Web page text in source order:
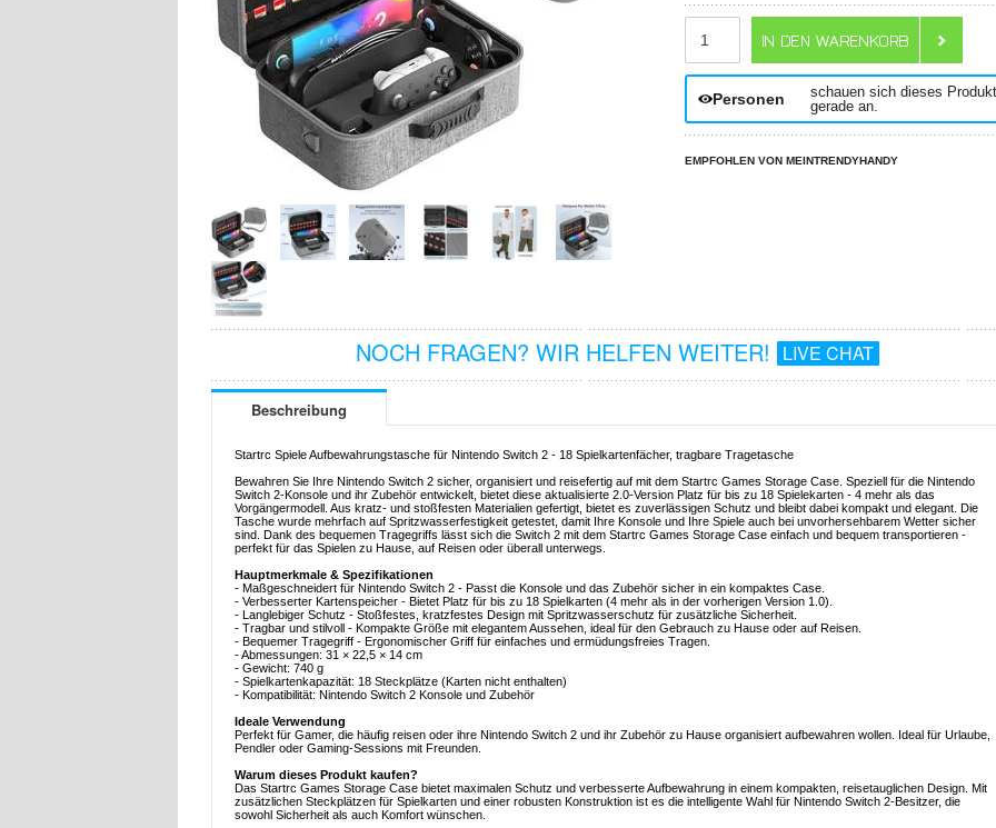
Personen
schauen sich dieses Produkt
gerade an.
EMPFOHLEN VON MEINTRENDYHANDY
NOCH FRAGEN? WIR HELFEN WEITER! LIVE CHAT
Beschreibung
Startrc Spiele Aufbewahrungstasche für Nintendo Switch 2 - 18 Spielkartenfächer, tragbare Tragetasche
Bewahren Sie Ihre Nintendo Switch 2 sicher, organisiert und reisefertig auf mit dem Startrc Games Storage Case. Speziell für die Nintendo
Switch 2-Konsole und ihr Zubehör entwickelt, bietet diese aktualisierte 2.0-Version Platz für bis zu 18 Spielekarten - 4 mehr als das
Vorgängermodell. Aus kratz- und stoßfesten Materialien gefertigt, bietet es zuverlässigen Schutz und bleibt dabei kompakt und elegant. Die
Tasche wurde mehrfach auf Spritzwasserfestigkeit getestet, damit Ihre Konsole und Ihre Spiele auch bei unvorhersehbarem Wetter sicher
sind. Dank des bequemen Tragegriffs lässt sich die Switch 2 mit dem Startrc Games Storage Case einfach und bequem transportieren -
perfekt für das Spielen zu Hause, auf Reisen oder überall unterwegs.
Hauptmerkmale & Spezifikationen
- Maßgeschneidert für Nintendo Switch 2 - Passt die Konsole und das Zubehör sicher in ein kompaktes Case.
- Verbesserter Kartenspeicher - Bietet Platz für bis zu 18 Spielkarten (4 mehr als in der vorherigen Version 1.0).
- Langlebiger Schutz - Stoßfestes, kratzfestes Design mit Spritzwasserschutz für zusätzliche Sicherheit.
- Tragbar und stilvoll - Kompakte Größe mit elegantem Aussehen, ideal für den Gebrauch zu Hause oder auf Reisen.
- Bequemer Tragegriff - Ergonomischer Griff für einfaches und ermüdungsfreies Tragen.
- Abmessungen: 31 × 22,5 × 14 cm
- Gewicht: 740 g
- Spielkartenkapazität: 18 Steckplätze (Karten nicht enthalten)
- Kompatibilität: Nintendo Switch 2 Konsole und Zubehör
Ideale Verwendung
Perfekt für Gamer, die häufig reisen oder ihre Nintendo Switch 2 und ihr Zubehör zu Hause organisiert aufbewahren wollen. Ideal für Urlaube,
Pendler oder Gaming-Sessions mit Freunden.
Warum dieses Produkt kaufen?
Das Startrc Games Storage Case bietet maximalen Schutz und verbesserte Aufbewahrung in einem kompakten, reisetauglichen Design. Mit
zusätzlichen Steckplätzen für Spielkarten und einer robusten Konstruktion ist es die intelligente Wahl für Nintendo Switch 2-Besitzer, die
sowohl Sicherheit als auch Komfort wünschen.